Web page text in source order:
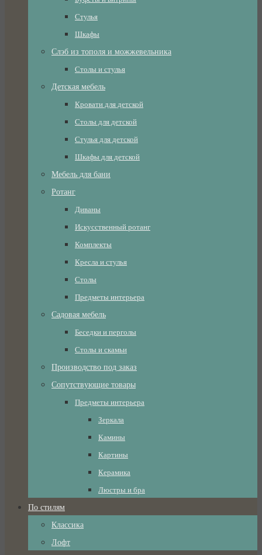
Стулья
Шкафы
Слэб из тополя и можжевельника
Столы и стулья
Детская мебель
Кровати для детской
Столы для детской
Стулья для детской
Шкафы для детской
Мебель для бани
Ротанг
Диваны
Искусственный ротанг
Комплекты
Кресла и стулья
Столы
Предметы интерьера
Садовая мебель
Беседки и перголы
Столы и скамьи
Производство под заказ
Сопутствующие товары
Предметы интерьера
Зеркала
Камины
Картины
Керамика
Люстры и бра
По стилям
Классика
Лофт